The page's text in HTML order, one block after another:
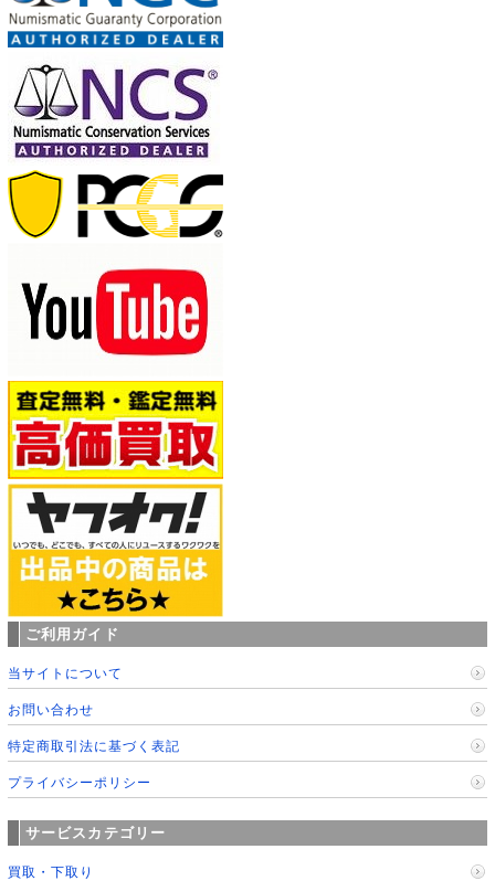
ご利用ガイド
当サイトについて
お問い合わせ
特定商取引法に基づく表記
プライバシーポリシー
サービスカテゴリー
買取・下取り